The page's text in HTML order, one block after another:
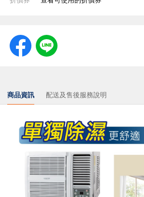
商品資訊 配送及售後服務說明